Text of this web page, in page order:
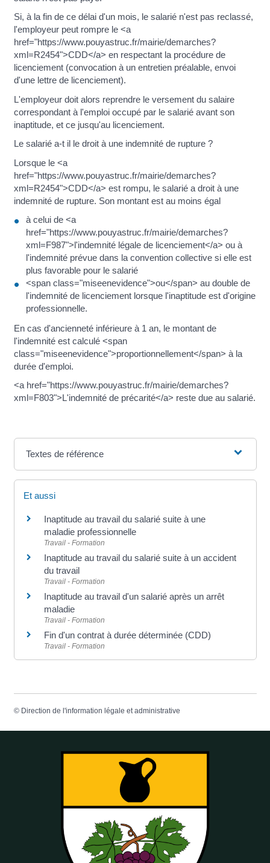
Si, à la fin de ce délai d'un mois, le salarié n'est pas reclassé,
l'employeur peut rompre le <a
href="https://www.pouyastruc.fr/mairie/demarches?
xml=R2454">CDD</a> en respectant la procédure de
licenciement (convocation à un entretien préalable, envoi
d'une lettre de licenciement).
L'employeur doit alors reprendre le versement du salaire
correspondant à l'emploi occupé par le salarié avant son
inaptitude, et ce jusqu'au licenciement.
Le salarié a-t il le droit à une indemnité de rupture ?
Lorsque le <a
href="https://www.pouyastruc.fr/mairie/demarches?
xml=R2454">CDD</a> est rompu, le salarié a droit à une
indemnité de rupture. Son montant est au moins égal
à celui de <a
href="https://www.pouyastruc.fr/mairie/demarches?
xml=F987">l'indemnité légale de licenciement</a> ou à
l'indemnité prévue dans la convention collective si elle est
plus favorable pour le salarié
<span class="miseenevidence">ou</span> au double de
l'indemnité de licenciement lorsque l'inaptitude est d'origine
professionnelle.
En cas d'ancienneté inférieure à 1 an, le montant de
l'indemnité est calculé <span
class="miseenevidence">proportionnellement</span> à la
durée d'emploi.
<a href="https://www.pouyastruc.fr/mairie/demarches?
xml=F803">L'indemnité de précarité</a> reste due au salarié.
Textes de référence
Et aussi
Inaptitude au travail du salarié suite à une
maladie professionnelle
Travail - Formation
Inaptitude au travail du salarié suite à un accident
du travail
Travail - Formation
Inaptitude au travail d'un salarié après un arrêt
maladie
Travail - Formation
Fin d'un contrat à durée déterminée (CDD)
Travail - Formation
© Direction de l'information légale et administrative